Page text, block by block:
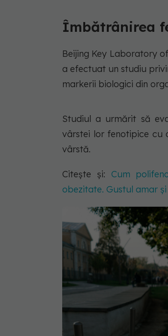
Îmbătrânirea
Beijing Key Laboratory
a efectuat un studiu
markerii biologici din
Studiul a urmărit să
vârstei lor fenotipice cu
vârstă.
Citește și: Cum
obezitate. Gustul amar